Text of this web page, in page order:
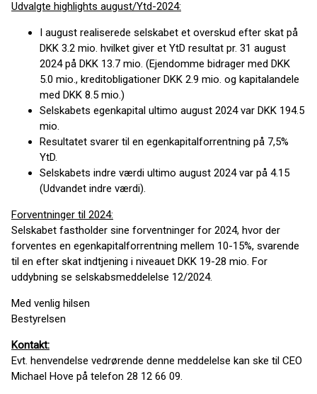
Udvalgte highlights august/Ytd-2024:
I august realiserede selskabet et overskud efter skat på
DKK 3.2 mio. hvilket giver et YtD resultat pr. 31 august
2024 på DKK 13.7 mio. (Ejendomme bidrager med DKK
5.0 mio., kreditobligationer DKK 2.9 mio. og kapitalandele
med DKK 8.5 mio.)
Selskabets egenkapital ultimo august 2024 var DKK 194.5
mio.
Resultatet svarer til en egenkapitalforrentning på 7,5%
YtD.
Selskabets indre værdi ultimo august 2024 var på 4.15
(Udvandet indre værdi).
Forventninger til 2024:
Selskabet fastholder sine forventninger for 2024, hvor der
forventes en egenkapitalforrentning mellem 10-15%, svarende
til en efter skat indtjening i niveauet DKK 19-28 mio. For
uddybning se selskabsmeddelelse 12/2024.
Med venlig hilsen
Bestyrelsen
Kontakt:
Evt. henvendelse vedrørende denne meddelelse kan ske til CEO
Michael Hove på telefon 28 12 66 09.